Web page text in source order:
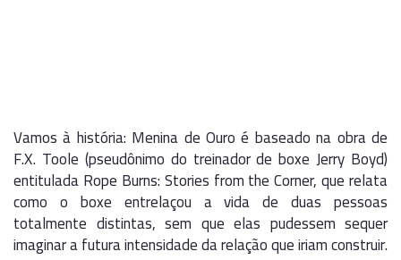
Vamos à história: Menina de Ouro é baseado na obra de
F.X. Toole (pseudônimo do treinador de boxe Jerry Boyd)
entitulada Rope Burns: Stories from the Corner, que relata
como o boxe entrelaçou a vida de duas pessoas
totalmente distintas, sem que elas pudessem sequer
imaginar a futura intensidade da relação que iriam construir.